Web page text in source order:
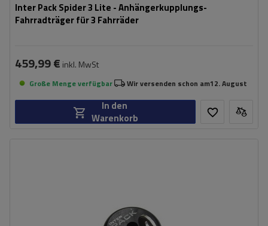
Inter Pack Spider 3 Lite - Anhängerkupplungs-
Fahrradträger für 3 Fahrräder
459,99 € inkl. MwSt
Große Menge verfügbar Wir versenden schon am12. August
In den
Warenkorb